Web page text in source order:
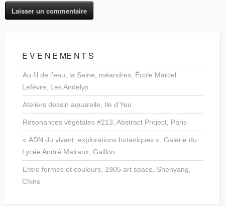
E V E N E ME N T S
Au fil de l’eau, la Seine, méandres, École Marcel
Lefèvre, Les Andelys
Ateliers dessin aquarelle, Ile d’Yeu
Résonances végétales #213, Abstract Project, Paris
« ADN du vivant, explorations botaniques », Galerie du
Lycée André Malraux, Gaillon
Entre formes et couleurs, 1905 art space, Shenyang,
Chine